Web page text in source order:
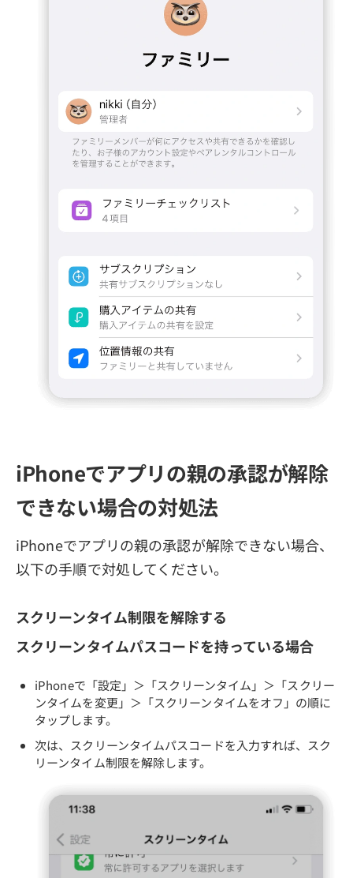
iPhoneでアプリの親の承認が解除
できない場合の対処法
iPhoneでアプリの親の承認が解除できない場合、
以下の手順で対処してください。
スクリーンタイム制限を解除する
スクリーンタイムパスコードを持っている場合
iPhoneで「設定」＞「スクリーンタイム」＞「スクリー
ンタイムを変更」＞「スクリーンタイムをオフ」の順に
タップします。
次は、スクリーンタイムパスコードを入力すれば、スク
リーンタイム制限を解除します。